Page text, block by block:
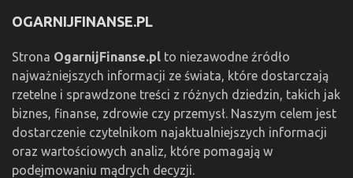
OGARNIJFINANSE.PL
Strona OgarnijFinanse.pl to niezawodne źródło
najważniejszych informacji ze świata, które dostarczają
rzetelne i sprawdzone treści z różnych dziedzin, takich jak
biznes, finanse, zdrowie czy przemysł. Naszym celem jest
dostarczenie czytelnikom najaktualniejszych informacji
oraz wartościowych analiz, które pomagają w
podejmowaniu mądrych decyzji.